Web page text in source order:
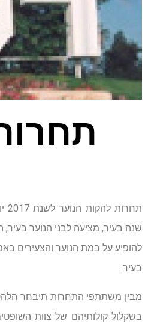
תחרות
שנה בעיר, מציעה לבני הנוער
להופיע על במת הנוער והצעירים
בעיר.
מבין משתתפי התחרות תיבחר
בשקלול קולותיהם של צוות